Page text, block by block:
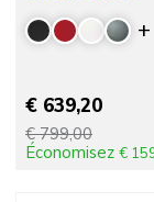
€ 639,20
€ 799,00
Économisez €